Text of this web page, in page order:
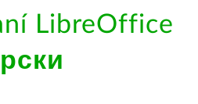
LibreOffice